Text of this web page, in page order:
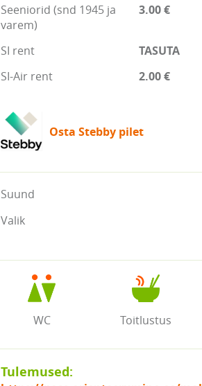
Seeniorid (snd 1945 ja
varem)
3.00 €
SI rent
TASUTA
SI-Air rent
2.00 €
Osta Stebby pilet
Suund
Valik
WC Toitlustus
Tulemused: